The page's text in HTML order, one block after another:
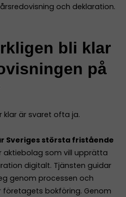
och deklaration.
bli klar
på
klar är svaret ofta ja.
Sveriges största fristående
aktiebolag som vill upprätta
digitalt. Tjänsten guidar
genom processen och
bokföring. Genom